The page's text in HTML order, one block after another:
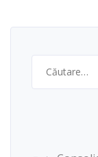
după: